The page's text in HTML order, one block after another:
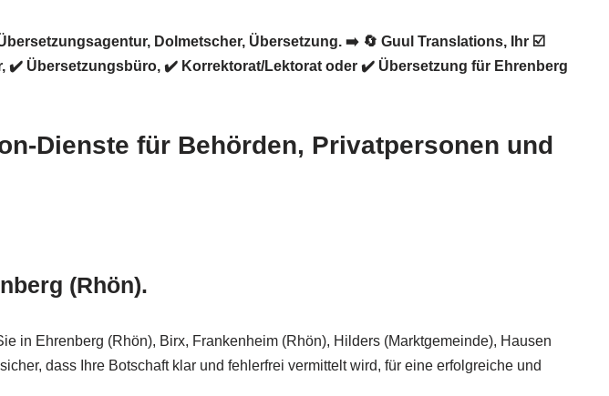
Dolmetscher, Übersetzung. ➡️ 🔄 Guul Translations, Ihr ☑️
Übersetzungsbüro, ✔️ Korrektorat/Lektorat oder ✔️ Übersetzung für Ehrenberg
Dienste für Behörden, Privatpersonen und
(Rhön).
in Ehrenberg (Rhön), Birx, Frankenheim (Rhön), Hilders (Marktgemeinde), Hausen
dass Ihre Botschaft klar und fehlerfrei vermittelt wird, für eine erfolgreiche und